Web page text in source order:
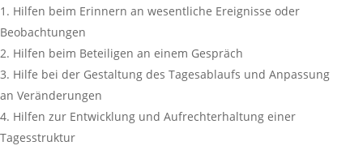
Hilfen beim Erinnern an wesentliche Ereignisse oder
Beobachtungen
Hilfen beim Beteiligen an einem Gespräch
Hilfe bei der Gestaltung des Tagesablaufs und Anpassung
an Veränderungen
Hilfen zur Entwicklung und Aufrechterhaltung einer
Tagesstruktur